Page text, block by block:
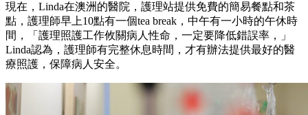
現在，Linda在澳洲的醫院，護理站提供免費的簡易餐點和茶
點，護理師早上10點有一個tea break，中午有一小時的午休時
間，「護理照護工作攸關病人性命，一定要降低錯誤率，」
Linda認為，護理師有完整休息時間，才有辦法提供最好的醫
療照護，保障病人安全。